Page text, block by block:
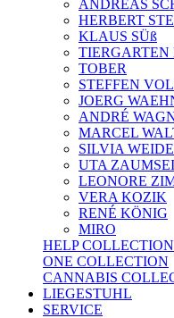
ANDREAS
HERBERT
KLAUS SÜß
TIERGARTEN
TOBER
STEFFEN
JOERG
ANDRÉ
MARCEL
SILVIA
UTA
LEONORE
VERA KOZIK
RENÉ KÖNIG
MIRO
HELP COLLECTION
ONE COLLECTION
CANNABIS
LIEGESTUHL
SERVICE